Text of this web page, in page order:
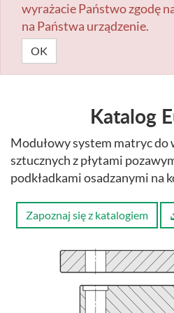
wyrażacie Państwo zgodę
na Państwa urządzenie.
OK
Katalog
Modułowy system matryc
sztucznych z płytami
podkładkami osadzanymi na
Zapoznaj się z katalogiem